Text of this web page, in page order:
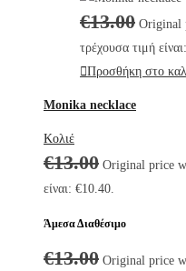
€13.00 Original
τρέχουσα τιμή
Προσθήκη στο
Monika necklace
Κολιέ
€13.00 Original price
είναι: €10.40.
Άμεσα Διαθέσιμο
€13.00 Original price